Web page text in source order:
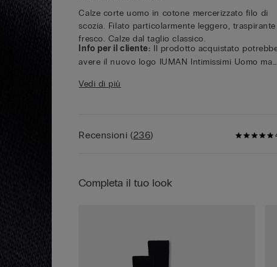
Calze corte uomo in cotone mercerizzato filo di
scozia. Filato particolarmente leggero,
fresco. Calze dal taglio classico.
Info per il cliente: Il prodotto acquistato
avere il nuovo logo IUMAN Intimissimi Uomo ma
e rifiniture di quello presentato in questa pagina.
Vedi di più
Recensioni (236)
Completa il tuo look